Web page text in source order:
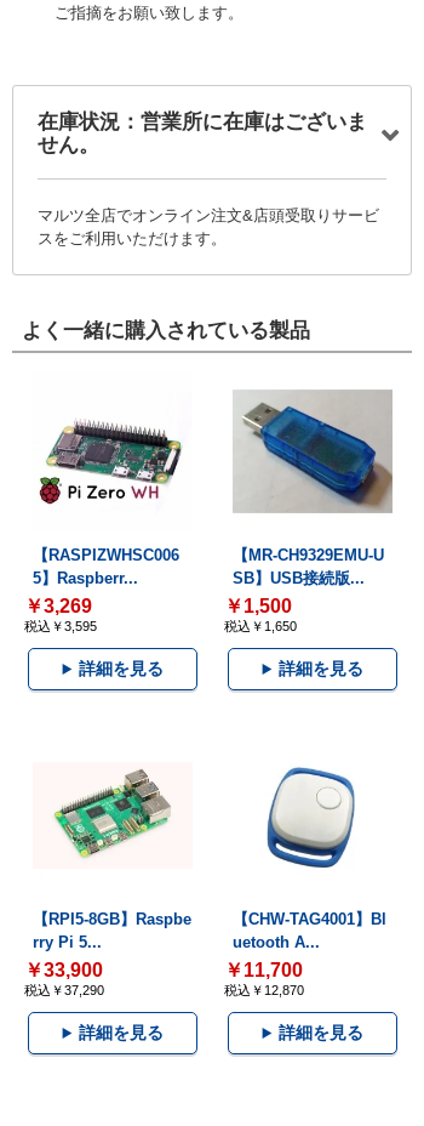
ご指摘をお願い致します。
在庫状況：営業所に在庫はございま
せん。
マルツ全店でオンライン注文&店頭受取りサービ
スをご利用いただけます。
よく一緒に購入されている製品
【RASPIZWHSC006
5】Raspberr...
￥3,269
税込￥3,595
詳細を見る
【MR-CH9329EMU-U
SB】USB接続版...
￥1,500
税込￥1,650
詳細を見る
【RPI5-8GB】Raspbe
rry Pi 5...
￥33,900
税込￥37,290
詳細を見る
【CHW-TAG4001】Bl
uetooth A...
￥11,700
税込￥12,870
詳細を見る